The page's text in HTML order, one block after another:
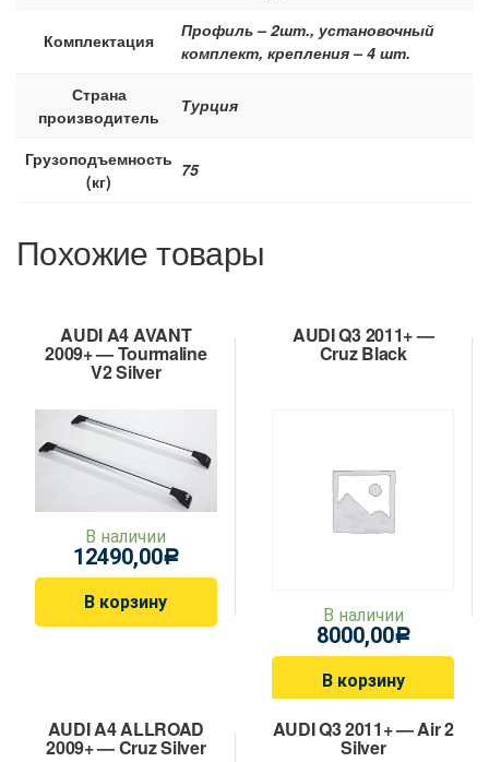
Комплектация
Профиль – 2шт., установочный
комплект, крепления – 4 шт.
Страна
производитель
Турция
Грузоподъемность
(кг)
75
Похожие товары
AUDI A4 AVANT
2009+ — Tourmaline
V2 Silver
В наличии
12490,00Р
В корзину
AUDI Q3 2011+ —
Cruz Black
В наличии
8000,00Р
В корзину
AUDI A4 ALLROAD
2009+ — Cruz Silver
AUDI Q3 2011+ — Air 2
Silver